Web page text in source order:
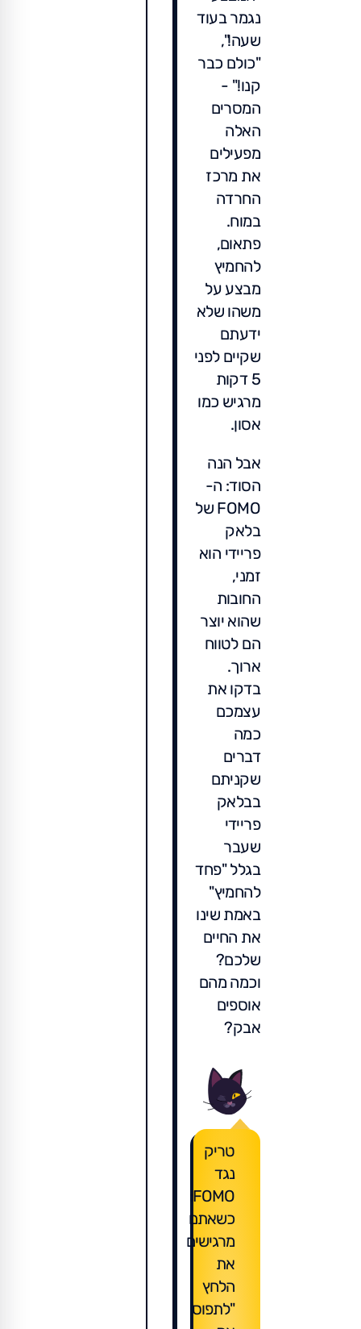
נגמר בעוד
שעה!",
"כולם כבר
קנו!" -
המסרים
האלה
מפעילים
את מרכז
החרדה
במוח.
פתאום,
להחמיץ
מבצע על
משהו שלא
ידעתם
שקיים לפני
5 דקות
מרגיש כמו
אסון.
אבל הנה
הסוד: ה-
FOMO של
בלאק
פריידי הוא
זמני,
החובות
שהוא יוצר
הם לטווח
ארוך.
בדקו את
עצמכם
כמה
דברים
שקניתם
בבלאק
פריידי
שעבר
בגלל "פחד
להחמיץ"
באמת שינו
את החיים
שלכם?
וכמה מהם
אוספים
אבק?
טריק
נגד
כשאתם
מרגישים
את
הלחץ
"לתפוס